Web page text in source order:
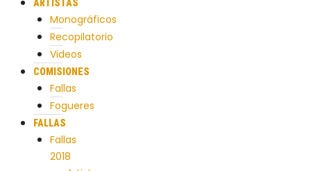
ARTISTAS
Monográficos
Recopilatorio
Videos
COMISIONES
Fallas
Fogueres
FALLAS
Fallas
2018